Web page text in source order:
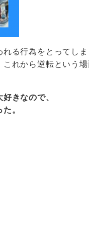
る行為をとってし
れから逆転という
きなので、
。